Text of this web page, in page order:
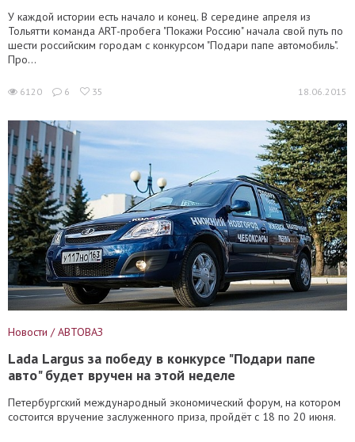
У каждой истории есть начало и конец. В середине апреля из
Тольятти команда ART-пробега "Покажи Россию" начала свой путь по
шести российским городам с конкурсом "Подари папе автомобиль".
Про...
6120 6 35 18.06.2015
Новости / АВТОВАЗ
Lada Largus за победу в конкурсе "Подари папе
авто" будет вручен на этой неделе
Петербургский международный экономический форум, на котором
состоится вручение заслуженного приза, пройдёт с 18 по 20 июня.